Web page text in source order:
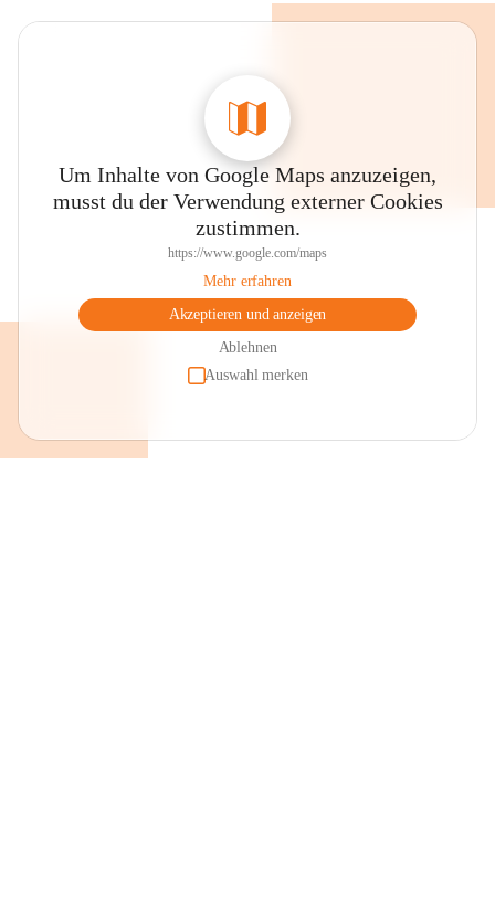
Um Inhalte von Google Maps anzuzeigen,
musst du der Verwendung externer Cookies
zustimmen.
https://www.google.com/maps
Mehr erfahren
Akzeptieren und anzeigen
Ablehnen
Auswahl merken